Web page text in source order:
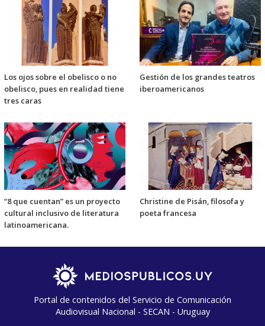
Los ojos sobre el obelisco o no
obelisco, pues en realidad tiene
tres caras
Gestión de los grandes teatros
iberoamericanos
“8 que cuentan” es un proyecto
cultural inclusivo de literatura
latinoamericana.
Christine de Pisán, filosofa y
poeta francesa
Portal de contenidos del Servicio de Comunicación
Audiovisual Nacional - SECAN - Uruguay